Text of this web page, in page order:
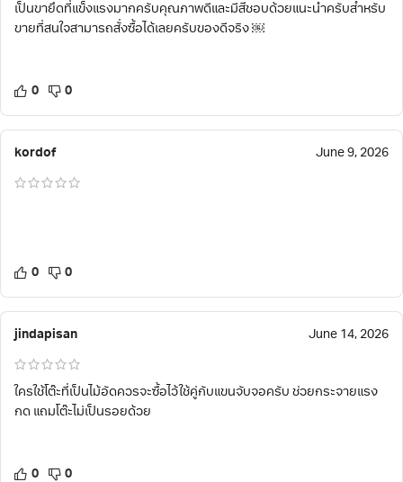
เป็นขายึดที่แข็งแรงมากครับคุณภาพดีและมีสีชอบด้วยแนะนำครับสำหรับ
ขายที่สนใจสามารถสั่งซื้อได้เลยครับของดีจริง ￼
0 0
kordof June 9, 2026
0 0
jindapisan June 14, 2026
ใครใช้โต๊ะที่เป็นไม้อัดควรจะซื้อไว้ใช้คู่กับแขนจับจอครับ ช่วยกระจายแรง
กด แถมโต๊ะไม่เป็นรอยด้วย
0 0